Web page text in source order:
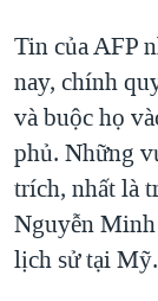
Tin của AFP
nay, chính
và buộc họ
phủ. Những
trích, nhất là
Nguyễn
lịch sử tại Mỹ.